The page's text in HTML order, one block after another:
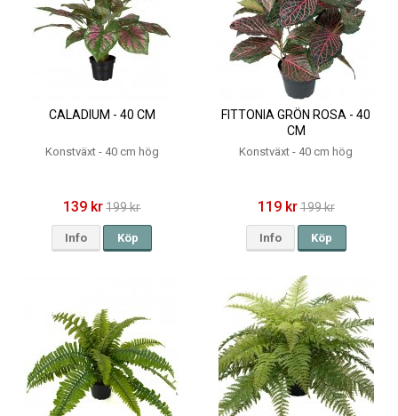
CALADIUM - 40 CM
Konstväxt - 40 cm hög
139 kr 199 kr
Info Köp
FITTONIA GRÖN ROSA - 40
CM
Konstväxt - 40 cm hög
119 kr199 kr
Info Köp